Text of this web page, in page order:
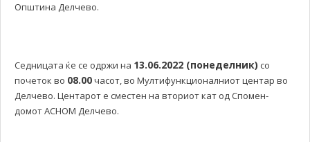
Општина Делчево.
Седницата ќе се одржи на 13.06.2022 (понеделник) со
почеток во 08.00часот, во Мултифункционалниот центар во
Делчево. Центарот е сместен на вториот кат од Спомен-
домот АСНОМ Делчево.